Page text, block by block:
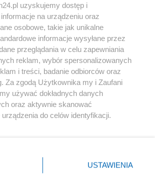
Instagram Youtube
uzyskujemy dostęp i
na urządzeniu oraz
osobowe, takie jak unikalne
informacje wysyłane przez
przeglądania w celu zapewniania
reklam, wybór spersonalizowanych
i treści, badanie odbiorców oraz
Za zgodą Użytkownika my i Zaufani
używać dokładnych danych
oraz aktywnie skanować
do celów identyfikacji.
klikając przycisk ustawień prywatności
lewym dolnym rogu strony
USTAWIENIA